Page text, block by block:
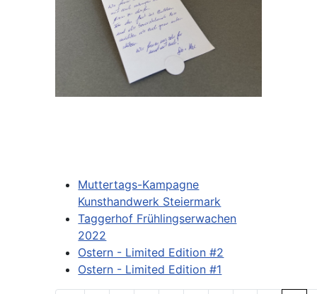
Muttertags-Kampagne
Kunsthandwerk Steiermark
Taggerhof Frühlingserwachen
2022
Ostern - Limited Edition #2
Ostern - Limited Edition #1